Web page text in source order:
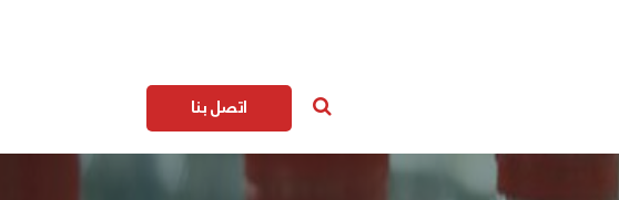
اتصل بنا